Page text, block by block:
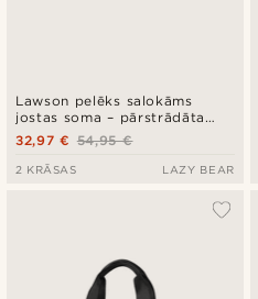
Lawson pelēks salokāms
jostas soma – pārstrādāta
PET
54,95 €
32,97 €
2 KRĀSAS LAZY BEAR